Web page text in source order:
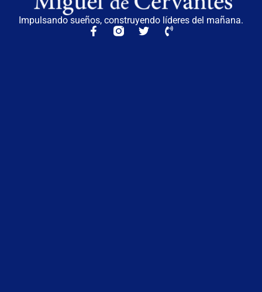
Impulsando sueños, construyendo líderes del mañana.